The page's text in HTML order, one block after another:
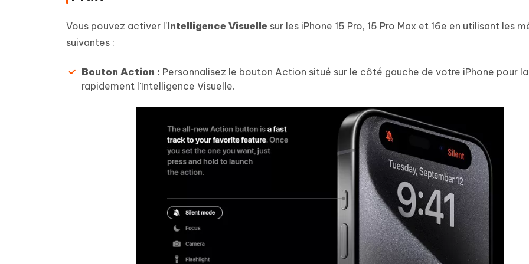
Vous pouvez activer l'Intelligence Visuelle sur les iPhone 15 Pro, 15 Pro Max et 16e en utilisant les
suivantes :
Bouton Action : Personnalisez le bouton Action situé sur le côté gauche de votre iPhone pour
rapidement l'Intelligence Visuelle.